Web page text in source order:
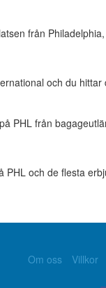
från
och du
PHL från
och de flesta
Om oss Villkor